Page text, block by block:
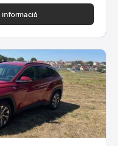
informació